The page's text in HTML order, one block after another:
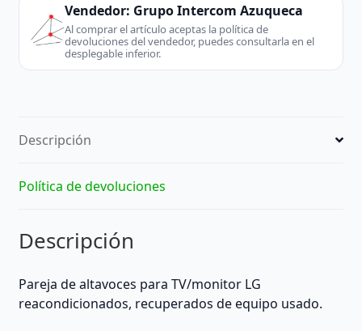
Reacondicionados
cantidad
Vendedor: Grupo Intercom Azuqueca
Al comprar el artículo aceptas la política de
devoluciones del vendedor, puedes consultarla en el
desplegable inferior.
Descripción
Política de devoluciones
Descripción
Pareja de altavoces para TV/monitor LG
reacondicionados, recuperados de equipo usado.